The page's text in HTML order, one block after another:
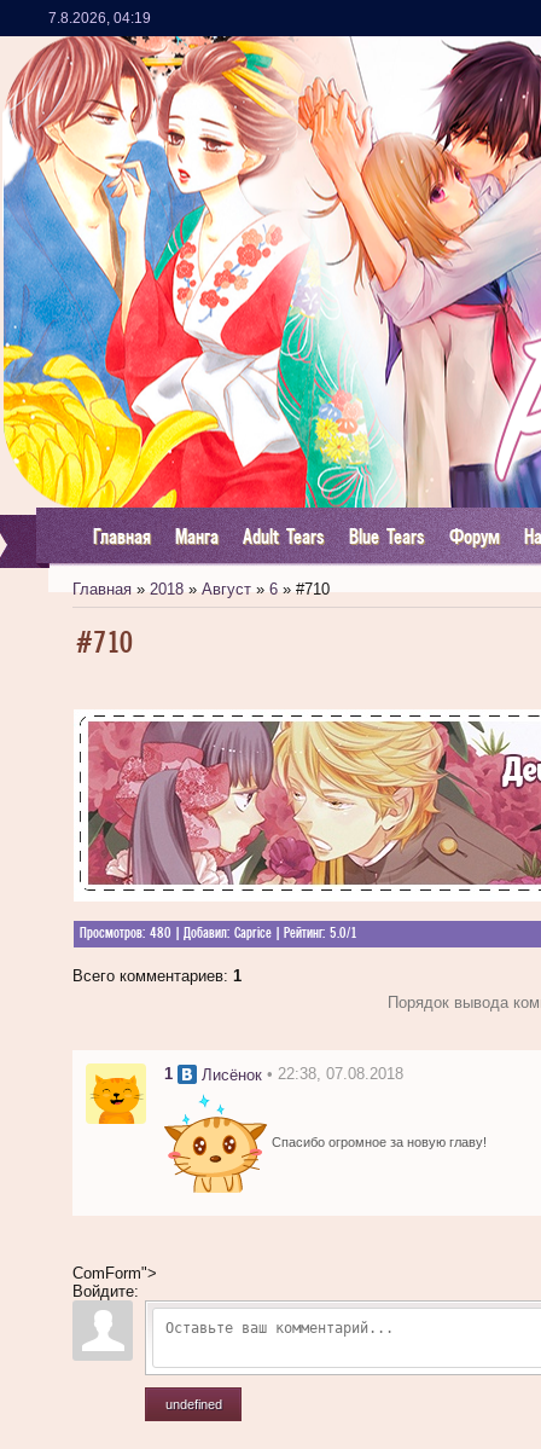
7.8.2026, 04:19
Главная Манга Adult Tears Blue Tears Форум
Главная » 2018 » Август » 6 » #710
#710
Просмотров: 480 | Добавил: Caprice Рейтинг: 5.0/1
Всего комментариев: 1
Порядок вывода
1 Лисёнок • 22:38, 07.08.2018
Спасибо огромное за новую главу!
ComForm">
Войдите:
undefined